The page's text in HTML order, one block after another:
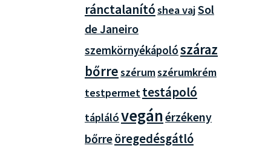
ránctalanítóshea vajSol
de Janeiro
szemkörnyékápolószáraz
bőrreszérumszérumkrém
testpermettestápoló
táplálóvegánérzékeny
bőrreöregedésgátló